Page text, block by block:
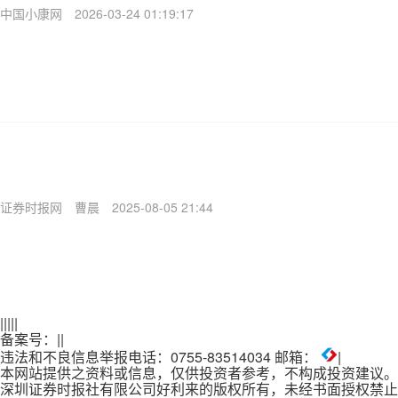
中国小康网 2026-03-24 01:19:17
证券时报网 曹晨 2025-08-05 21:44
|||||
备案号： ||
违法和不良信息举报电话：0755-83514034 邮箱：
|
本网站提供之资料或信息，仅供投资者参考，不构成投资建议。
深圳证券时报社有限公司好利来的版权所有，未经书面授权禁止